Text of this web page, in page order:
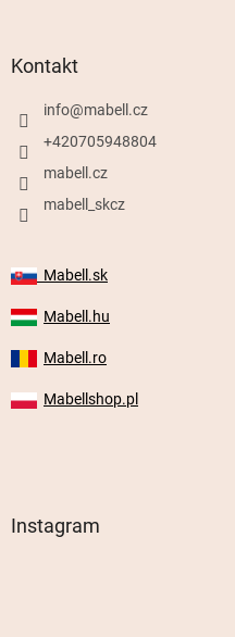
Kontakt
info@mabell.cz
+420705948804
mabell.cz
mabell_skcz
Mabell.sk
Mabell.hu
Mabell.ro
Mabellshop.pl
Instagram